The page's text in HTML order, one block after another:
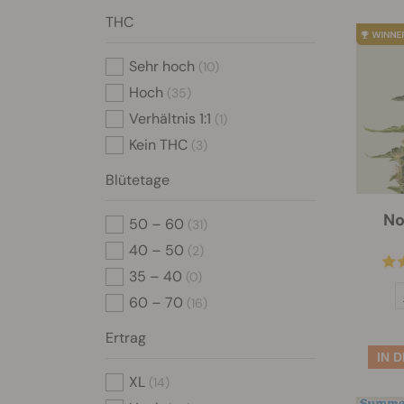
THC
Sehr hoch (10)
Hoch (35)
Verhältnis 1:1 (1)
Kein THC (3)
Blütetage
50 – 60 (31)
40 – 50 (2)
35 – 40 (0)
60 – 70 (16)
Ertrag
XL (14)